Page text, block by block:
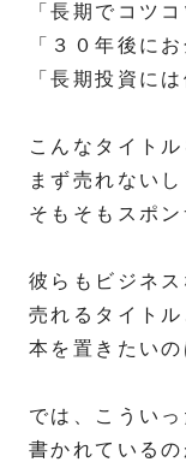
「長期でコツ
「３０年後に
「長期投資に
こんなタイト
まず売れないし
そもそもスポ
彼らもビジネ
売れるタイト
本を置きたいの
では、こうい
書かれている